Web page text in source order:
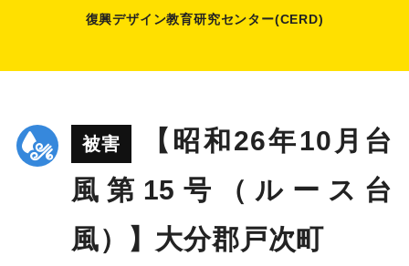
復興デザイン教育研究センター(CERD)
被害
【昭和26年10月台
風第15号（ルース台
風）】大分郡戸次町